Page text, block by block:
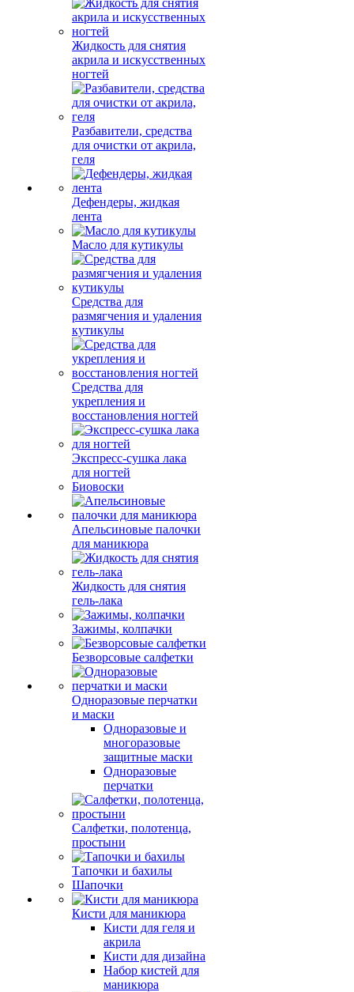
Жидкость для снятия
акрила и искусственных
ногтей
Разбавители, средства
для очистки от акрила,
геля
Дефендеры, жидкая
лента
Масло для кутикулы
Средства для
размягчения и удаления
кутикулы
Средства для
укрепления и
восстановления ногтей
Экспресс-сушка лака
для ногтей
Биовоски
Апельсиновые палочки
для маникюра
Жидкость для снятия
гель-лака
Зажимы, колпачки
Безворсовые салфетки
Одноразовые перчатки
и маски
Одноразовые и
многоразовые
защитные маски
Одноразовые
перчатки
Салфетки, полотенца,
простыни
Тапочки и бахилы
Шапочки
Кисти для маникюра
Кисти для геля и
акрила
Кисти для дизайна
Набор кистей для
маникюра